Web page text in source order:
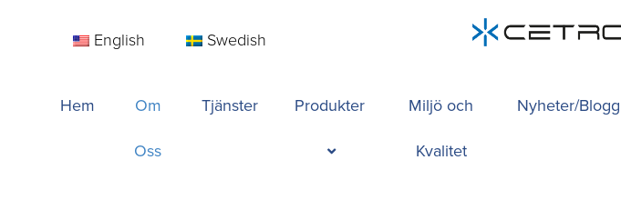
English Swedish
Hem
Om
Oss
Tjänster Produkter
Miljö och
Kvalitet
Nyheter/Blogg